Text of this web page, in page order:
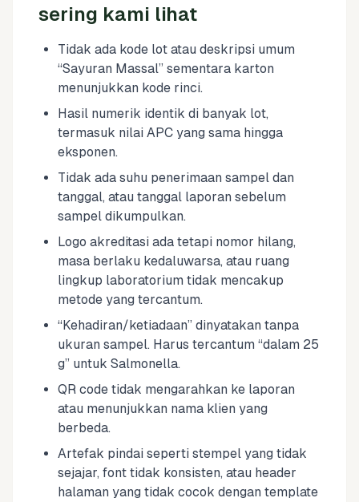
sering kami lihat
Tidak ada kode lot atau deskripsi umum
“Sayuran Massal” sementara karton
menunjukkan kode rinci.
Hasil numerik identik di banyak lot,
termasuk nilai APC yang sama hingga
eksponen.
Tidak ada suhu penerimaan sampel dan
tanggal, atau tanggal laporan sebelum
sampel dikumpulkan.
Logo akreditasi ada tetapi nomor hilang,
masa berlaku kedaluwarsa, atau ruang
lingkup laboratorium tidak mencakup
metode yang tercantum.
“Kehadiran/ketiadaan” dinyatakan tanpa
ukuran sampel. Harus tercantum “dalam 25
g” untuk Salmonella.
QR code tidak mengarahkan ke laporan
atau menunjukkan nama klien yang
berbeda.
Artefak pindai seperti stempel yang tidak
sejajar, font tidak konsisten, atau header
halaman yang tidak cocok dengan template